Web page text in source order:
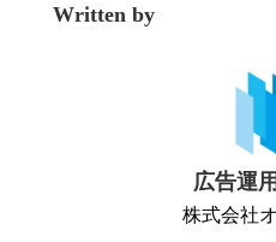
Written by
広告運
株式会社